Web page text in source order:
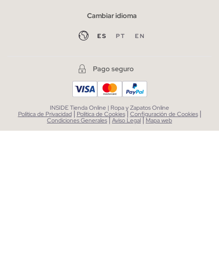
Cambiar idioma
ES PT EN
Pago seguro
INSIDE Tienda Online | Ropa y Zapatos Online
Política de Privacidad | Política de Cookies| Configuración de Cookies |
Condiciones Generales|Aviso Legal| Mapa web